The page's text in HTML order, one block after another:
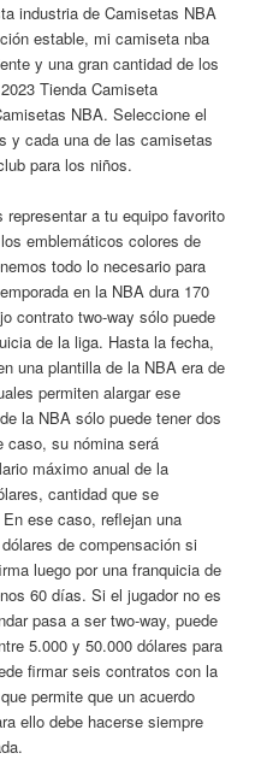
industria de Camisetas NBA
estable, mi camiseta nba
y una gran cantidad de los
Tienda Camiseta
NBA. Seleccione el
y cada una de las camisetas
para los niños.
representar a tu equipo favorito
emblemáticos colores de
todo lo necesario para
en la NBA dura 170
contrato two-way sólo puede
de la liga. Hasta la fecha,
una plantilla de la NBA era de
permiten alargar ese
la NBA sólo puede tener dos
caso, su nómina será
máximo anual de la
cantidad que se
ese caso, reflejan una
de compensación si
luego por una franquicia de
60 días. Si el jugador no es
pasa a ser two-way, puede
5.000 y 50.000 dólares para
firmar seis contratos con la
permite que un acuerdo
ello debe hacerse siempre